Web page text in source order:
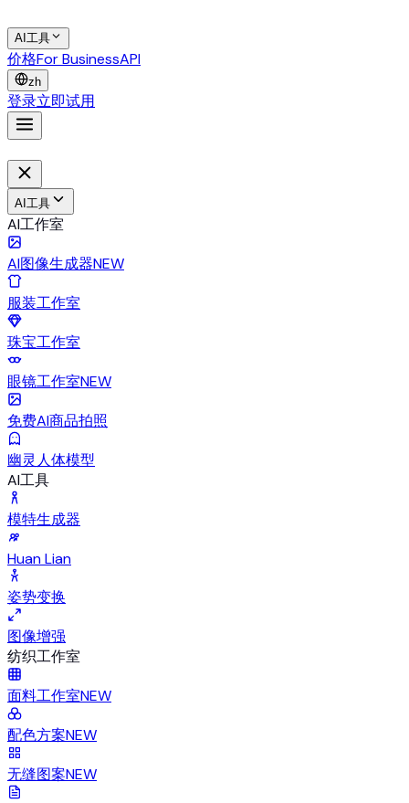
AI工具
价格For BusinessAPI
zh
登录立即试用
AI工具
AI工作室
AI图像生成器NEW
服装工作室
珠宝工作室
眼镜工作室NEW
免费AI商品拍照
幽灵人体模型
AI工具
模特生成器
Huan Lian
姿势变换
图像增强
纺织工作室
面料工作室NEW
配色方案NEW
无缝图案NEW